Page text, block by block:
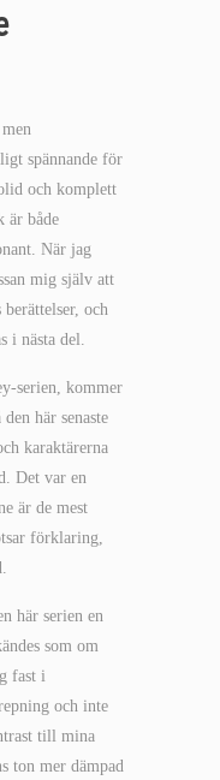
spännande för
och komplett
är både
När jag
mig själv att
och
i nästa del.
serien, kommer
här senaste
karaktärerna
Det var en
är de mest
förklaring,
här serien en
som om
fast i
och inte
till mina
ton mer dämpad